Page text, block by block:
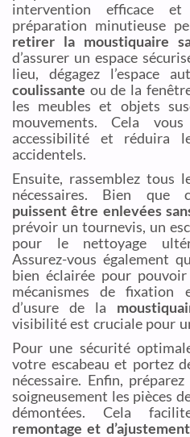
intervention efficace
préparation minutieuse
retirer la moustiquaire
d’assurer un espace
lieu, dégagez l’espace
coulissante ou de la
les meubles et objets
mouvements. Cela
accessibilité et réduira
accidentels.
Ensuite, rassemblez tous
nécessaires. Bien que
puissent être enlevées
prévoir un tournevis, un
pour le nettoyage
Assurez-vous également
bien éclairée pour
mécanismes de fixation
d’usure de la
visibilité est cruciale pour
Pour une sécurité
votre escabeau et portez
nécessaire. Enfin,
soigneusement les pièces
démontées. Cela
remontage et d’ajustement